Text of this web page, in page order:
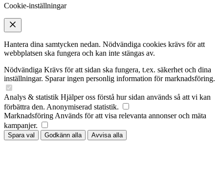
Cookie-inställningar
Hantera dina samtycken nedan. Nödvändiga cookies krävs för att
webbplatsen ska fungera och kan inte stängas av.
Nödvändiga Krävs för att sidan ska fungera, t.ex. säkerhet och dina
inställningar. Sparar ingen personlig information för marknadsföring.
Analys & statistik Hjälper oss förstå hur sidan används så att vi kan
förbättra den. Anonymiserad statistik.
Marknadsföring Används för att visa relevanta annonser och mäta
kampanjer.
Spara val Godkänn alla Avvisa alla